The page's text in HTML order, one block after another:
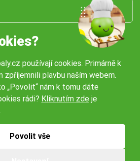
používají cookies. Primárně k
zpříjemnili plavbu naším webem.
„Povolit“ nám k tomu dáte
rádi? Kliknutím zde je
Povolit vše